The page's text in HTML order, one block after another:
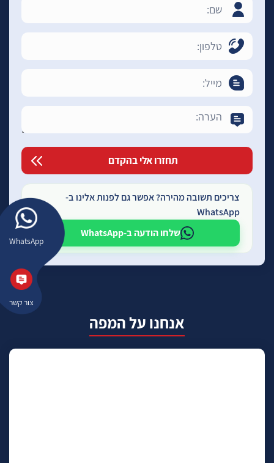
WhatsApp
צור קשר
צריכים תשובה מהירה? אפשר גם לפנות אלינו ב-
WhatsApp
שלחו הודעה ב-WhatsApp
אנחנו על המפה